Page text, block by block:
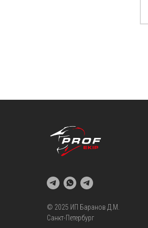
© 2025 ИП Баранов Д.М.
Санкт-Петербург